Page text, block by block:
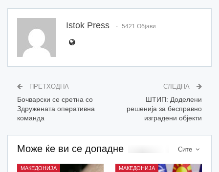
Istok Press 5421 Објави
ПРЕТХОДНА
Бочварски се сретна со
Здружената оперативна
команда
СЛЕДНА
ШТИП: Доделени
решенија за бесправно
изградени објекти
Сите
Може ќе ви се допадне
МАКЕДОНИЈА МАКЕДОНИЈА